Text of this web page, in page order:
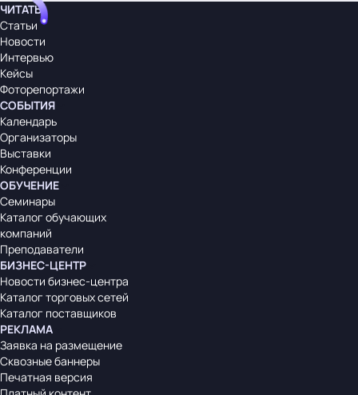
ЧИТАТЬ
Статьи
Новости
Интервью
Кейсы
Фоторепортажи
СОБЫТИЯ
Календарь
Организаторы
Выставки
Конференции
ОБУЧЕНИЕ
Семинары
Каталог обучающих
компаний
Преподаватели
БИЗНЕС-ЦЕНТР
Новости бизнес-центра
Каталог торговых сетей
Каталог поставщиков
РЕКЛАМА
Заявка на размещение
Сквозные баннеры
Печатная версия